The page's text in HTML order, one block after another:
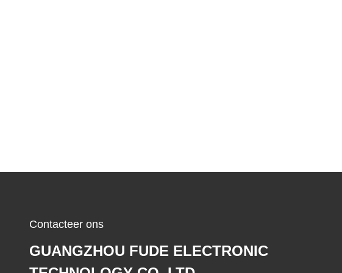
Contacteer ons
GUANGZHOU FUDE ELECTRONIC